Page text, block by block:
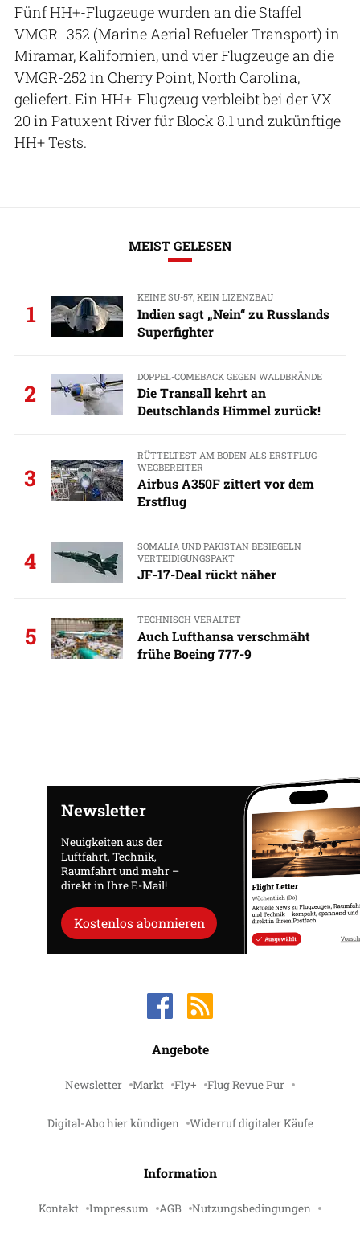
Fünf HH+-Flugzeuge wurden an die Staffel
VMGR- 352 (Marine Aerial Refueler Transport) in
Miramar, Kalifornien, und vier Flugzeuge an die
VMGR-252 in Cherry Point, North Carolina,
geliefert. Ein HH+-Flugzeug verbleibt bei der VX-
20 in Patuxent River für Block 8.1 und zukünftige
HH+ Tests.
MEIST GELESEN
1
KEINE SU-57, KEIN LIZENZBAU
Indien sagt „Nein“ zu Russlands
Superfighter
2
DOPPEL-COMEBACK GEGEN WALDBRÄNDE
Die Transall kehrt an
Deutschlands Himmel zurück!
3
RÜTTELTEST AM BODEN ALS ERSTFLUG-
WEGBEREITER
Airbus A350F zittert vor dem
Erstflug
4
SOMALIA UND PAKISTAN BESIEGELN
VERTEIDIGUNGSPAKT
JF-17-Deal rückt näher
5
TECHNISCH VERALTET
Auch Lufthansa verschmäht
frühe Boeing 777-9
Newsletter
Neuigkeiten aus der
Luftfahrt, Technik,
Raumfahrt und mehr –
direkt in Ihre E-Mail!
Kostenlos abonnieren
Angebote
Newsletter Markt Fly+ Flug Revue Pur
Digital-Abo hier kündigen Widerruf digitaler Käufe
Information
Kontakt Impressum AGB Nutzungsbedingungen